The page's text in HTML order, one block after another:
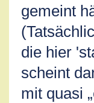
gemeint
die hier
scheint
mit quasi